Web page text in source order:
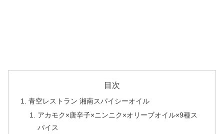
目次
青空レストラン 湘南スパイシーオイル
アカモク×唐辛子×ニンニク×オリーブオイル×9種ス
パイス